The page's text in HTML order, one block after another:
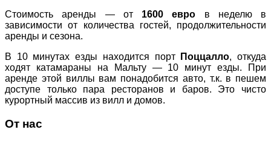
Стоимость аренды — от1600 евро в неделю в
зависимости от количества гостей, продолжительности
аренды и сезона.
В 10 минутах езды находится порт
Поццалло, откуда
ходят катамараны на Мальту — 10 минут езды. При
аренде этой виллы вам понадобится авто, т.к. в пешем
доступе только пара ресторанов и баров. Это чисто
курортный массив из вилл и домов.
От нас